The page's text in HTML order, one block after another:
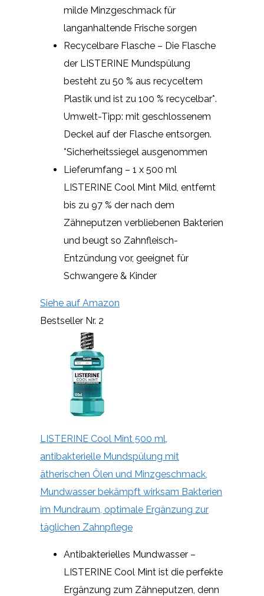
milde Minzgeschmack für
langanhaltende Frische sorgen
Recycelbare Flasche – Die Flasche
der LISTERINE Mundspülung
besteht zu 50 % aus recyceltem
Plastik und ist zu 100 % recycelbar*.
Umwelt-Tipp: mit geschlossenem
Deckel auf der Flasche entsorgen.
*Sicherheitssiegel ausgenommen
Lieferumfang – 1 x 500 ml
LISTERINE Cool Mint Mild, entfernt
bis zu 97 % der nach dem
Zähneputzen verbliebenen Bakterien
und beugt so Zahnfleisch-
Entzündung vor, geeignet für
Schwangere & Kinder
Siehe auf Amazon
Bestseller Nr. 2
LISTERINE Cool Mint 500 ml,
antibakterielle Mundspülung mit
ätherischen Ölen und Minzgeschmack,
Mundwasser bekämpft wirksam Bakterien
im Mundraum, optimale Ergänzung zur
täglichen Zahnpflege
Antibakterielles Mundwasser –
LISTERINE Cool Mint ist die perfekte
Ergänzung zum Zähneputzen, denn